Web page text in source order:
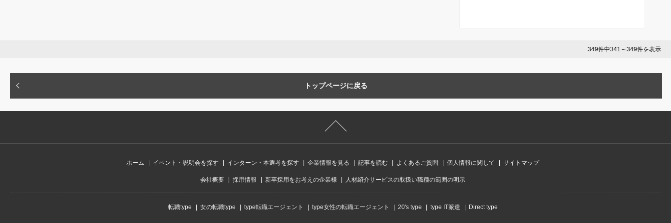
349件中341～349件を表示
トップページに戻る
ホーム イベント・説明会を探す インターン・本選考を探す 企業情報を見る 記事を読む よくあるご質問 個人情報に関して サイトマップ
会社概要 採用情報 新卒採用をお考えの企業様 人材紹介サービスの取扱い職種の範囲の明示
転職type 女の転職type type転職エージェント type女性の転職エージェント 20's type type IT派遣 Direct type